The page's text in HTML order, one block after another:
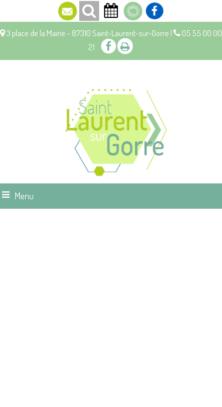
3 place de la Mairie - 87310 Saint-Laurent-sur-Gorre |
05 55 00 00
21
Menu